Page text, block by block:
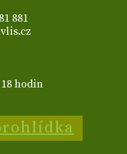
881
hodin